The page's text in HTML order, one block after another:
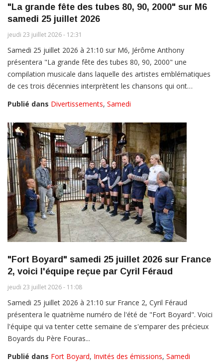
"La grande fête des tubes 80, 90, 2000" sur M6
samedi 25 juillet 2026
jeudi 23 juillet 2026 - 12:31
Samedi 25 juillet 2026 à 21:10 sur M6, Jérôme Anthony
présentera "La grande fête des tubes 80, 90, 2000" une
compilation musicale dans laquelle des artistes emblématiques
de ces trois décennies interprètent les chansons qui ont…
Publié dans Divertissements, Samedi
"Fort Boyard" samedi 25 juillet 2026 sur France
2, voici l'équipe reçue par Cyril Féraud
jeudi 23 juillet 2026 - 11:08
Samedi 25 juillet 2026 à 21:10 sur France 2, Cyril Féraud
présentera le quatrième numéro de l'été de "Fort Boyard". Voici
l'équipe qui va tenter cette semaine de s'emparer des précieux
Boyards du Père Fouras...
Publié dans Fort Boyard, Invités des émissions, Samedi